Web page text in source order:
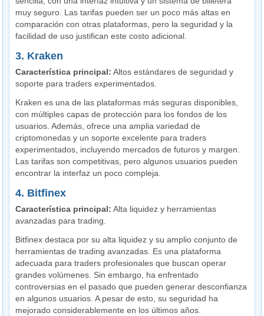
muy seguro. Las tarifas pueden ser un poco más altas en
comparación con otras plataformas, pero la seguridad y la
facilidad de uso justifican este costo adicional.
3. Kraken
Característica principal: Altos estándares de seguridad y
soporte para traders experimentados.
Kraken es una de las plataformas más seguras disponibles,
con múltiples capas de protección para los fondos de los
usuarios. Además, ofrece una amplia variedad de
criptomonedas y un soporte excelente para traders
experimentados, incluyendo mercados de futuros y margen.
Las tarifas son competitivas, pero algunos usuarios pueden
encontrar la interfaz un poco compleja.
4. Bitfinex
Característica principal: Alta liquidez y herramientas
avanzadas para trading.
Bitfinex destaca por su alta liquidez y su amplio conjunto de
herramientas de trading avanzadas. Es una plataforma
adecuada para traders profesionales que buscan operar
grandes volúmenes. Sin embargo, ha enfrentado
controversias en el pasado que pueden generar desconfianza
en algunos usuarios. A pesar de esto, su seguridad ha
mejorado considerablemente en los últimos años.